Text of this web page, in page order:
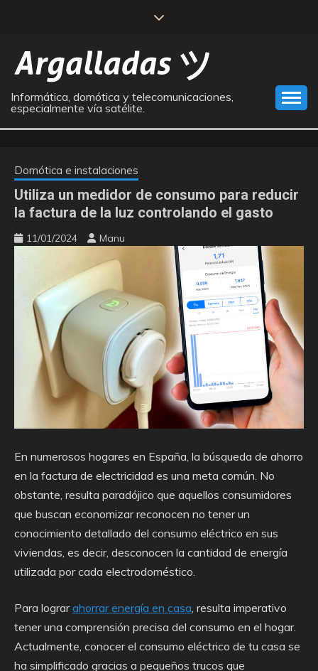
Informática, domótica y telecomunicaciones,
especialmente vía satélite.
Domótica e instalaciones
Utiliza un medidor de consumo para reducir
la factura de la luz controlando el gasto
11/01/2024 Manu
En numerosos hogares en España, la búsqueda de ahorro
en la factura de electricidad es una meta común. No
obstante, resulta paradójico que aquellos consumidores
que buscan economizar reconocen no tener un
conocimiento detallado del consumo eléctrico en sus
viviendas, es decir, desconocen la cantidad de energía
utilizada por cada electrodoméstico.
Para lograrahorrar energía en casa, resulta imperativo
tener una comprensión precisa del consumo en el hogar.
Actualmente, conocer el consumo eléctrico de tu casa se
ha simplificado gracias a pequeños trucos que